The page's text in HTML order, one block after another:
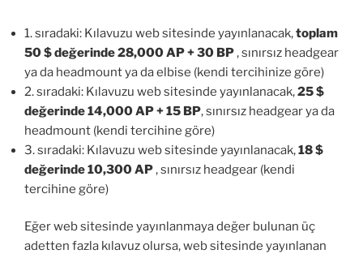
1. sıradaki: Kılavuzu web sitesinde yayınlanacak,toplam
50 $ değerinde 28,000 AP + 30 BP , sınırsız headgear
ya da headmount ya da elbise (kendi tercihinize göre)
2. sıradaki: Kılavuzu web sitesinde yayınlanacak,25 $
değerinde 14,000 AP + 15 BP, sınırsız headgear ya da
headmount (kendi tercihine göre)
3. sıradaki: Kılavuzu web sitesinde yayınlanacak,18 $
değerinde 10,300 AP , sınırsız headgear (kendi
tercihine göre)
Eğer web sitesinde yayınlanmaya değer bulunan üç
adetten fazla kılavuz olursa, web sitesinde yayınlanan